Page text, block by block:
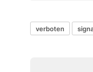
verboten